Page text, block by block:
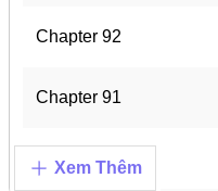
#Hoàng Gia
#Ma Cà Rồng
Xem Thêm
Chapter 92
Chapter 91
Chapter 90